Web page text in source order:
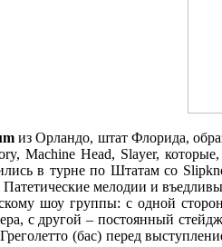
из Орландо, штат Флорида,
Machine Head, Slayer,
в турне по Штатам со
мелодии и
шоу группы: с одной
с другой – постоянный
(бас) перед